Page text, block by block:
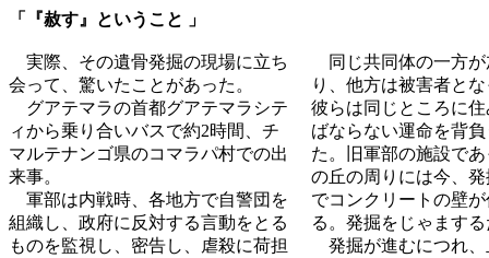
「『赦す』ということ 」
実際、その遺骨発掘の現場に立ち
会って、驚いたことがあった。
グアテマラの首都グアテマラシテ
ィから乗り合いバスで約2時間、チ
マルテナンゴ県のコマラパ村での出
来事。
軍部は内戦時、各地方で自警団を
組織し、政府に反対する言動をとる
ものを監視し、密告し、虐殺に荷担
同じ共同体の一方が
り、他方は被害者と
彼らは同じところに
ばならない運命を背
た。旧軍部の施設で
の丘の周りには今、
でコンクリートの壁
る。発掘をじゃます
発掘が進むにつれ、